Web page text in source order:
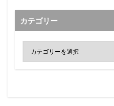
カテゴリー